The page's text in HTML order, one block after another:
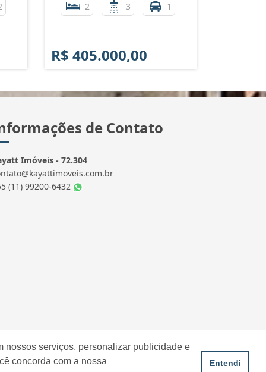
nossos serviços, personalizar publicidade e
concorda com a nossa
Entendi
2 3 1
R$ 405.000,00
de Contato
Imóveis - 72.304
(11) 99200-6432